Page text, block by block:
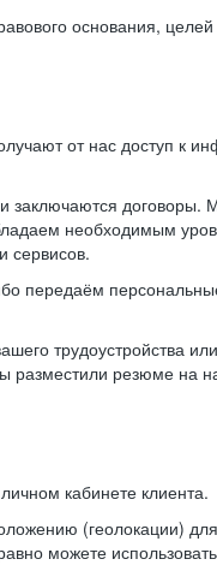
основания,
от нас доступ к
заключаются
необходимым
сервисов.
передаём
трудоустройства
разместили резюме на
кабинете клиента.
(геолокации)
можете